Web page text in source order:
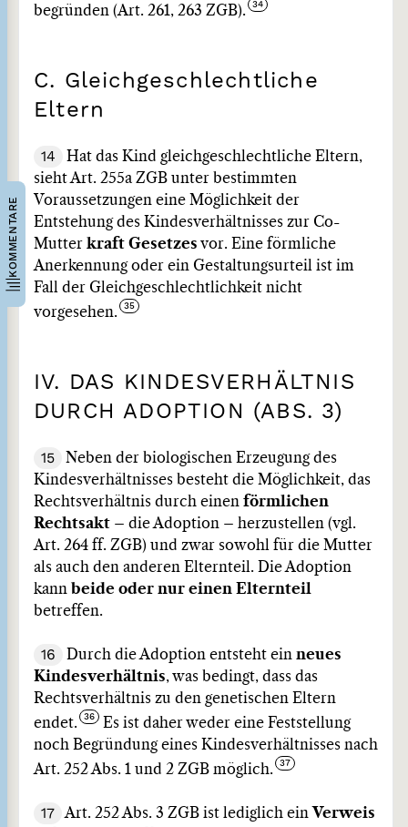
KOMMENTARE
begründen (Art. 261, 263 ZGB).
C. Gleichgeschlechtliche
Eltern
14
Hat das Kind gleichgeschlechtliche Eltern,
sieht Art. 255a ZGB unter bestimmten
Voraussetzungen eine Möglichkeit der
Entstehung des Kindesverhältnisses zur Co-
Mutter kraft Gesetzes vor. Eine förmliche
Anerkennung oder ein Gestaltungsurteil ist im
Fall der Gleichgeschlechtlichkeit nicht
vorgesehen.
IV. DAS KINDESVERHÄLTNIS
DURCH ADOPTION (ABS. 3)
15
Neben der biologischen Erzeugung des
Kindesverhältnisses besteht die Möglichkeit, das
Rechtsverhältnis durch einen förmlichen
Rechtsakt – die Adoption – herzustellen (vgl.
Art. 264 ff. ZGB) und zwar sowohl für die Mutter
als auch den anderen Elternteil. Die Adoption
kann beide oder nur einen Elternteil
betreffen.
16 Durch die Adoption entsteht ein neues
Kindesverhältnis, was bedingt, dass das
Rechtsverhältnis zu den genetischen Eltern
endet.
Es ist daher weder eine Feststellung
noch Begründung eines Kindesverhältnisses nach
Art. 252 Abs. 1 und 2 ZGB möglich.
17 Art. 252 Abs. 3 ZGB ist lediglich ein Verweis